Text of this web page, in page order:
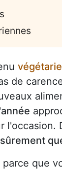
de
l'occasion.
parce que